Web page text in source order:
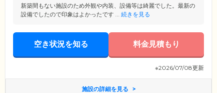
新築間もない施設のため外観や内装、設備等は綺麗でした。最新の
設備でしたので印象はよかったです ... 続きを見る
空き状況を知る 料金見積もり
※2026/07/08更新
施設の詳細を見る